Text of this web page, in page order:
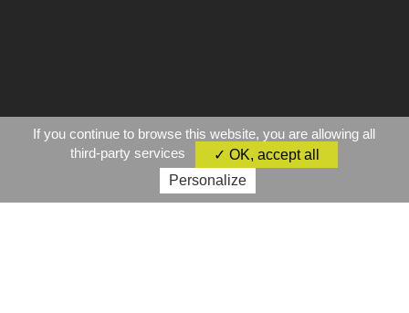
If you continue to browse this website, you are allowing all
third-party services
✓ OK, accept all
Personalize